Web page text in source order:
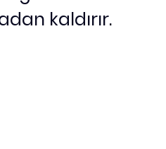
kaldırır.